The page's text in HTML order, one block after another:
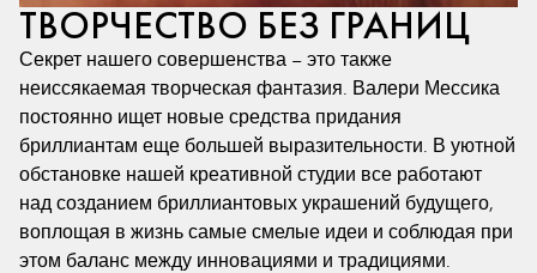
ТВОРЧЕСТВО БЕЗ ГРАНИЦ
Секрет нашего совершенства – это также
неиссякаемая творческая фантазия. Валери Мессика
постоянно ищет новые средства придания
бриллиантам еще большей выразительности. В уютной
обстановке нашей креативной студии все работают
над созданием бриллиантовых украшений будущего,
воплощая в жизнь самые смелые идеи и соблюдая при
этом баланс между инновациями и традициями.